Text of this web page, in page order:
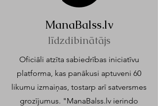
ManaBalss.lv
līdzdibinātājs
Oficiāli atzīta sabiedrības iniciatīvu
platforma, kas panākusi aptuveni 60
likumu izmaiņas, tostarp arī satversmes
grozījumus. "ManaBalss.lv ierindo